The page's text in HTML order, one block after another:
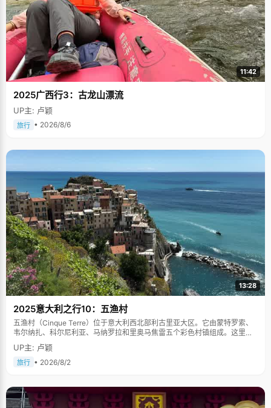
11:42
2025广西行3：古龙山漂流
UP主: 卢颖
旅行 • 2026/8/6
13:28
2025意大利之行10：五渔村
五渔村（Cinque Terre）位于意大利西北部利古里亚大区。它由蒙特罗索、
韦尔纳扎、科尔尼利亚、马纳罗拉和里奥马焦雷五个彩色村镇组成。这里依
山傍海，房屋色彩斑斓，1997年被列为世界文化遗产。
UP主: 卢颖
旅行 • 2026/8/2